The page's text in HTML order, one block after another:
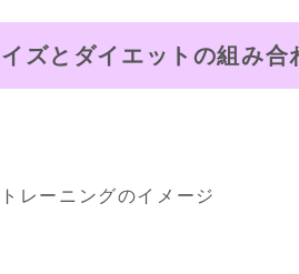
ズとダイエットの組み合